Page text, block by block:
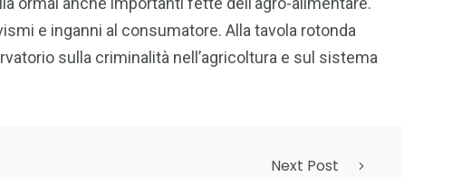
e inganni al consumatore. Alla tavola rotonda
sulla criminalità nell’agricoltura e sul sistema
Next Post